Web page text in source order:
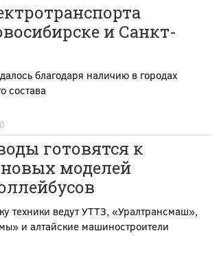
и Санкт-
благодаря наличию в городах
состава
готовятся к
моделей
техники ведут УТТЗ, «Уралтрансмаш»,
и алтайские машиностроители